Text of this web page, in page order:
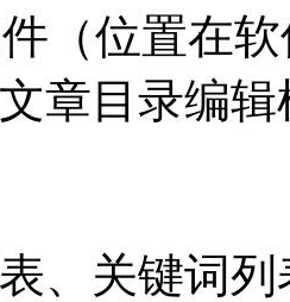
（位置在
章目录编辑
、关键词